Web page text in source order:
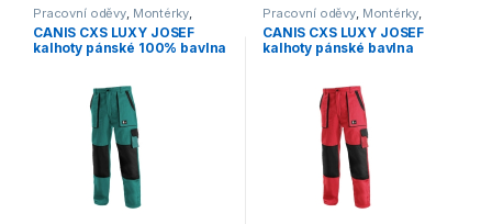
Pracovní oděvy Montérky,
Kalhoty
CANIS CXS LUXY JOSEF
kalhoty pánské 100% bavlna
Pracovní oděvy Montérky,
Kalhoty
CANIS CXS LUXY JOSEF
kalhoty pánské bavlna